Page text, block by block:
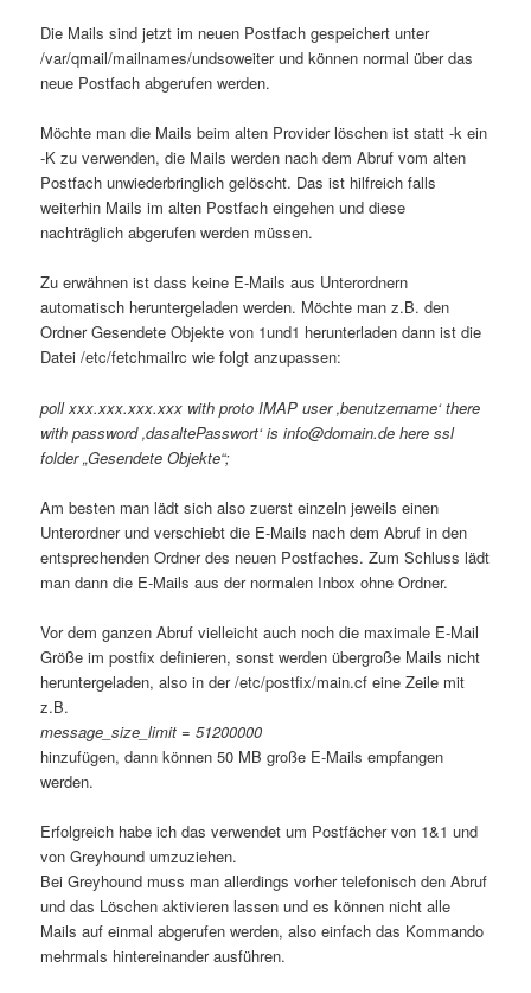
Die Mails sind jetzt im neuen Postfach gespeichert unter
/var/qmail/mailnames/undsoweiter und können normal über das
neue Postfach abgerufen werden.
Möchte man die Mails beim alten Provider löschen ist statt -k ein
-K zu verwenden, die Mails werden nach dem Abruf vom alten
Postfach unwiederbringlich gelöscht. Das ist hilfreich falls
weiterhin Mails im alten Postfach eingehen und diese
nachträglich abgerufen werden müssen.
Zu erwähnen ist dass keine E-Mails aus Unterordnern
automatisch heruntergeladen werden. Möchte man z.B. den
Ordner Gesendete Objekte von 1und1 herunterladen dann ist die
Datei /etc/fetchmailrc wie folgt anzupassen:
poll xxx.xxx.xxx.xxx with proto IMAP user ‚benutzername‘ there
with password ‚dasaltePasswort‘ is info@domain.de here ssl
folder „Gesendete Objekte“;
Am besten man lädt sich also zuerst einzeln jeweils einen
Unterordner und verschiebt die E-Mails nach dem Abruf in den
entsprechenden Ordner des neuen Postfaches. Zum Schluss lädt
man dann die E-Mails aus der normalen Inbox ohne Ordner.
Vor dem ganzen Abruf vielleicht auch noch die maximale E-Mail
Größe im postfix definieren, sonst werden übergroße Mails nicht
heruntergeladen, also in der /etc/postfix/main.cf eine Zeile mit
z.B.
message_size_limit = 51200000
hinzufügen, dann können 50 MB große E-Mails empfangen
werden.
Erfolgreich habe ich das verwendet um Postfächer von 1&1 und
von Greyhound umzuziehen.
Bei Greyhound muss man allerdings vorher telefonisch den Abruf
und das Löschen aktivieren lassen und es können nicht alle
Mails auf einmal abgerufen werden, also einfach das Kommando
mehrmals hintereinander ausführen.